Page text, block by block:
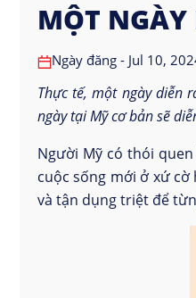
MỘT
Ngày đăng - Jul 10,
Thực tế, một ngày diễn
ngày tại Mỹ cơ bản sẽ
Người Mỹ có thói
cuộc sống mới ở xứ
và tận dụng triệt để